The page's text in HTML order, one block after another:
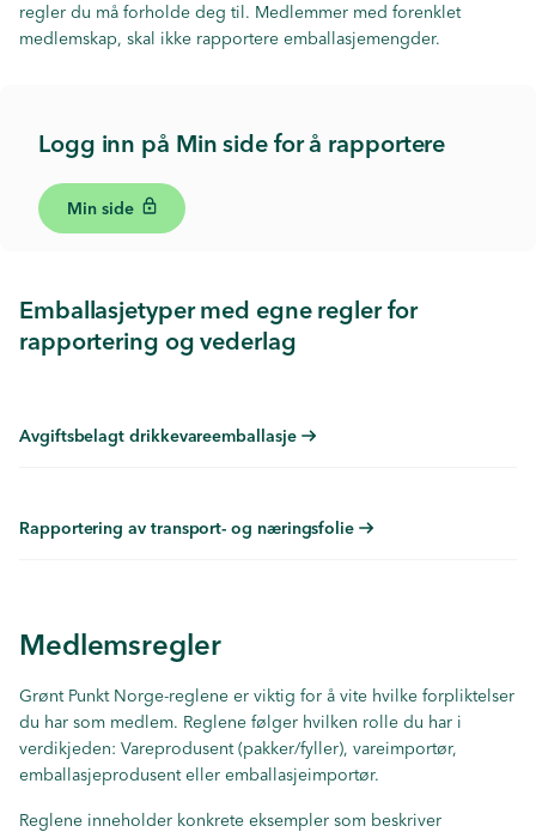
regler du må forholde deg til. Medlemmer med forenklet
medlemskap, skal ikke rapportere emballasjemengder.
Logg inn på Min side for å rapportere
Min side
Emballasjetyper med egne regler for
rapportering og vederlag
Avgiftsbelagt drikkevareemballasje
Rapportering av transport- og næringsfolie
Medlemsregler
Grønt Punkt Norge-reglene er viktig for å vite hvilke forpliktelser
du har som medlem. Reglene følger hvilken rolle du har i
verdikjeden: Vareprodusent (pakker/fyller), vareimportør,
emballasjeprodusent eller emballasjeimportør.
Reglene inneholder konkrete eksempler som beskriver